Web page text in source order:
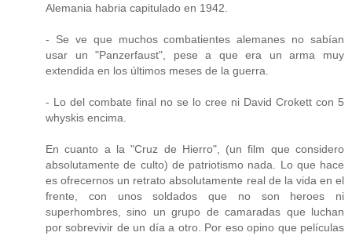
Alemania habria capitulado en 1942.
- Se ve que muchos combatientes alemanes no sabían
usar un "Panzerfaust", pese a que era un arma muy
extendida en los últimos meses de la guerra.
- Lo del combate final no se lo cree ni David Crokett con 5
whyskis encima.
En cuanto a la "Cruz de Hierro", (un film que considero
absolutamente de culto) de patriotismo nada. Lo que hace
es ofrecernos un retrato absolutamente real de la vida en el
frente, con unos soldados que no son heroes ni
superhombres, sino un grupo de camaradas que luchan
por sobrevivir de un día a otro. Por eso opino que películas